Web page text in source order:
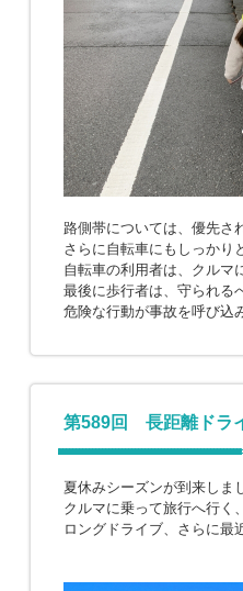
路側帯については、優先さ
さらに自転車にもしっかり
自転車の利用者は、クルマ
最後に歩行者は、守られる
危険な行動が事故を呼び込
第589回 長距離ドラ
夏休みシーズンが到来しま
クルマに乗って旅行へ行く
ロングドライブ、さらに最